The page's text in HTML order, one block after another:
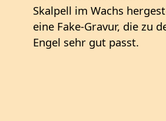
Skalpell im Wachs
eine Fake-Gravur, die zu
Engel sehr gut passt.